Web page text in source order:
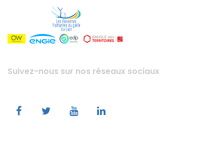
Suivez-nous sur nos réseaux sociaux